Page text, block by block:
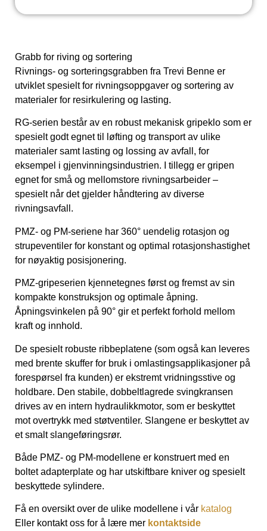
Grabb for riving og sortering
Rivnings- og sorteringsgrabben fra Trevi Benne er
utviklet spesielt for rivningsoppgaver og sortering av
materialer for resirkulering og lasting.
RG-serien består av en robust mekanisk gripeklo som er
spesielt godt egnet til løfting og transport av ulike
materialer samt lasting og lossing av avfall, for
eksempel i gjenvinningsindustrien. I tillegg er gripen
egnet for små og mellomstore rivningsarbeider –
spesielt når det gjelder håndtering av diverse
rivningsavfall.
PMZ- og PM-seriene har 360° uendelig rotasjon og
strupeventiler for konstant og optimal rotasjonshastighet
for nøyaktig posisjonering.
PMZ-gripeserien kjennetegnes først og fremst av sin
kompakte konstruksjon og optimale åpning.
Åpningsvinkelen på 90° gir et perfekt forhold mellom
kraft og innhold.
De spesielt robuste ribbeplatene (som også kan leveres
med brente skuffer for bruk i omlastingsapplikasjoner på
forespørsel fra kunden) er ekstremt vridningsstive og
holdbare. Den stabile, dobbeltlagrede svingkransen
drives av en intern hydraulikkmotor, som er beskyttet
mot overtrykk med støtventiler. Slangene er beskyttet av
et smalt slangeføringsrør.
Både PMZ- og PM-modellene er konstruert med en
boltet adapterplate og har utskiftbare kniver og spesielt
beskyttede sylindere.
Få en oversikt over de ulike modellene i vår katalog
Eller kontakt oss for å lære mer kontaktside